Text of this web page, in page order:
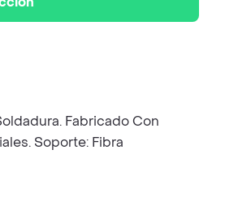
Fabricado Con
Soporte: Fibra